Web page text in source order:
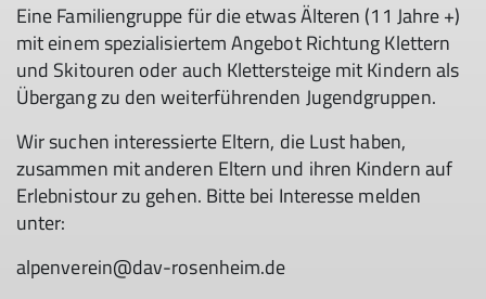
Eine Familiengruppe für die etwas Älteren (11 Jahre +)
mit einem spezialisiertem Angebot Richtung Klettern
und Skitouren oder auch Klettersteige mit Kindern als
Übergang zu den weiterführenden Jugendgruppen.
Wir suchen interessierte Eltern, die Lust haben,
zusammen mit anderen Eltern und ihren Kindern auf
Erlebnistour zu gehen. Bitte bei Interesse melden
unter:
alpenverein@dav-rosenheim.de